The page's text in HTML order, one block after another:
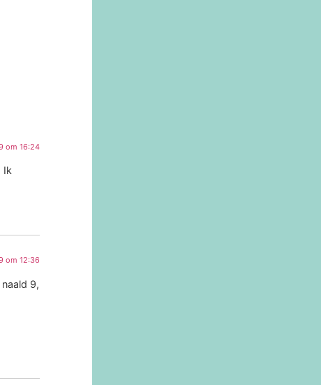
om 16:24
Ik
om 12:36
9,